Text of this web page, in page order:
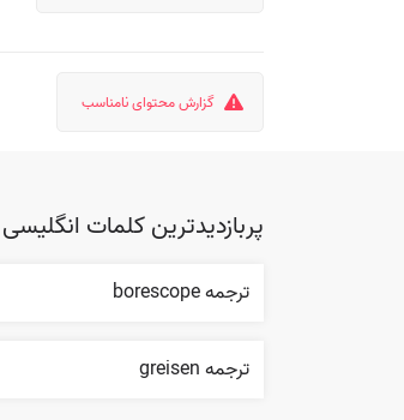
گزارش محتوای نامناسب
پربازدیدترین کلمات انگلیسی
ترجمه borescope
ترجمه greisen